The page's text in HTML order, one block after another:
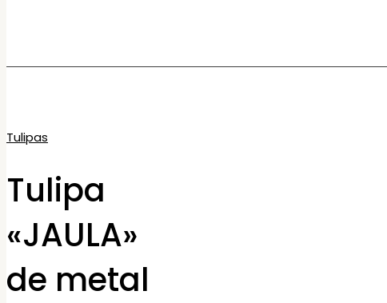
Tulipas
Tulipa
«JAULA»
de metal